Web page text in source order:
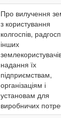
Про вилучення
з користування
колгоспів,
інших
надання їх
підприємствам,
організаціям і
установам для
виробничих